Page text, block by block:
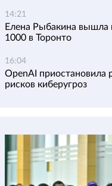
14:21
Елена Рыбакина вышла
1000 в Торонто
16:04
OpenAI приостановила
рисков киберугроз